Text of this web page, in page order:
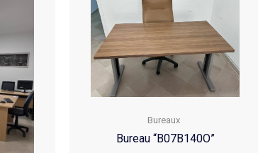
Bureaux
Bureau “B07B140O”